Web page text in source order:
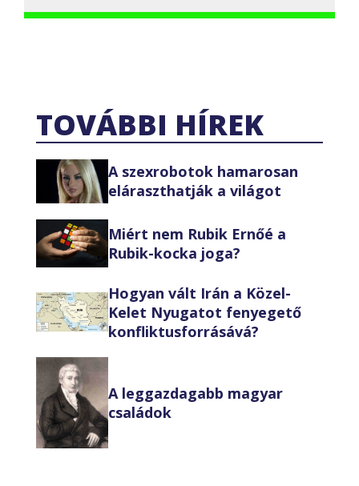
TOVÁBBI HÍREK
A szexrobotok hamarosan
eláraszthatják a világot
Miért nem Rubik Ernőé a
Rubik-kocka joga?
Hogyan vált Irán a Közel-
Kelet Nyugatot fenyegető
konfliktusforrásává?
A leggazdagabb magyar
családok